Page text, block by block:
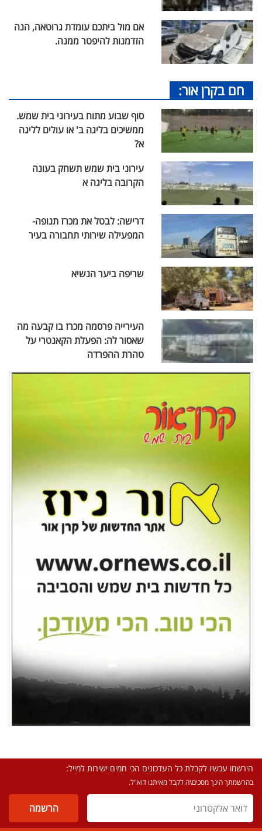
אם מול ביתכם עומדת גרוטאה, הנה
הזדמנות להיפטר ממנה.
חם בקרן אור:
סוף שבוע מתוח בעירוני בית שמש.
ממשיכים בליגה ב' או עולים לליגה
א?
עירוני בית שמש תשחק בעונה
הקרובה בליגה א
דרישה: לבטל את מכרז תנופה-
המפעילה שירותי תחבורה בעיר
שריפה ביער הנשיא
העירייה פרסמה מכרז בו קבעה מה
שאסור לה: הפעלת הקאנטרי על
טהרת ההפרדה
הירשמו עכשיו לקבלת כל העדכונים הכי חמים ישירות למייל:
בהרשמתך הינך מסכים\ה לקבל מאיתנו דוא"ל.